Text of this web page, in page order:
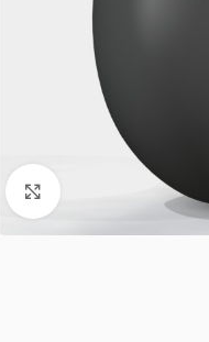
Cliquez pour